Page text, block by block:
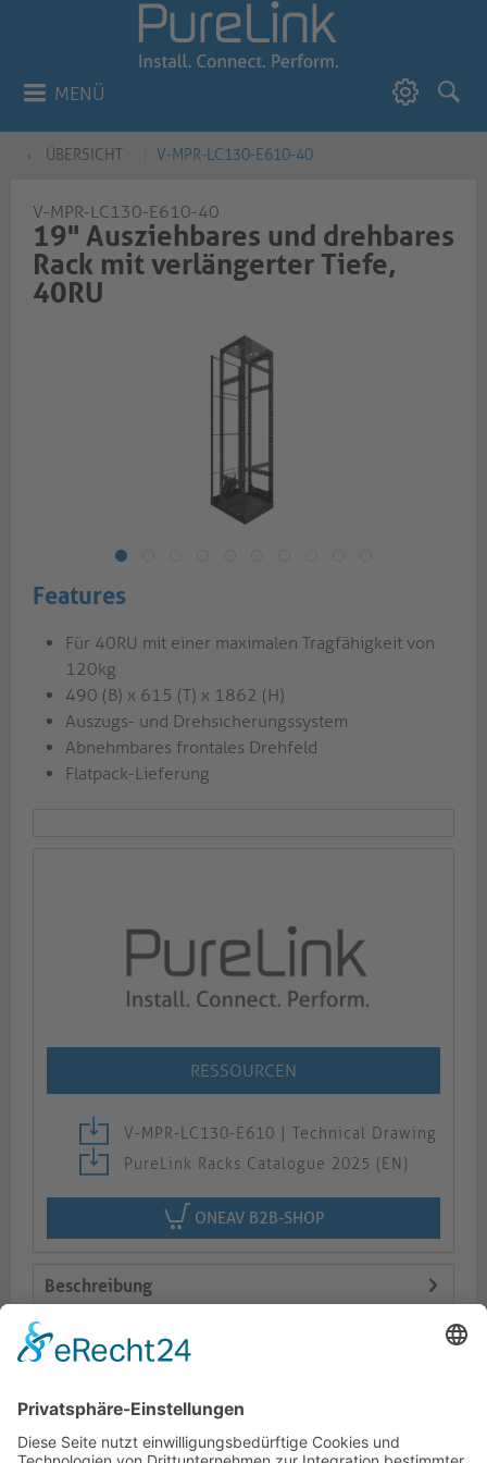
MENÜ
ÜBERSICHT V-MPR-LC130-E610-40
V-MPR-LC130-E610-40
19" Ausziehbares und drehbares
Rack mit verlängerter Tiefe,
40RU
Features
Für 40RU mit einer maximalen Tragfähigkeit von
120kg
490 (B) x 615 (T) x 1862 (H)
Auszugs- und Drehsicherungssystem
Abnehmbares frontales Drehfeld
Flatpack-Lieferung
RESSOURCEN
V-MPR-LC130-E610 | Technical Drawing
PureLink Racks Catalogue 2025 (EN)
ONEAV B2B-SHOP
Beschreibung
Logistik
Dokumente